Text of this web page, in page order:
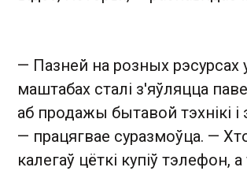
— Пазней на розных рэсурсах
маштабах сталі з'яўляцца
аб продажы бытавой тэхнікі і
— працягвае суразмоўца. —
калегаў цёткі купіў тэлефон,